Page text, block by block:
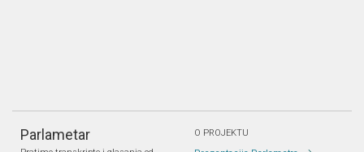
Parlametar
O PROJEKTU